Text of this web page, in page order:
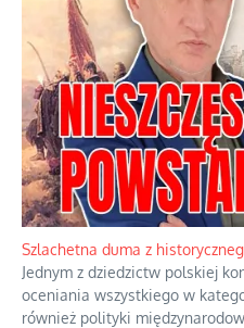
Szlachetna duma z
Jednym z dziedzictw polskiej
oceniania wszystkiego w
również polityki